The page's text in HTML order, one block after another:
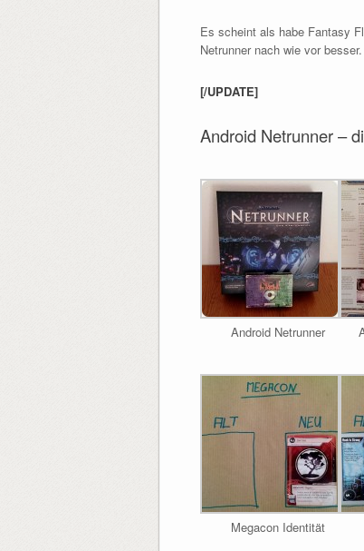
Es scheint als habe Fantasy
Netrunner nach wie vor
[/UPDATE]
Android Netrunner –
Android Netrunner
Megacon Identität